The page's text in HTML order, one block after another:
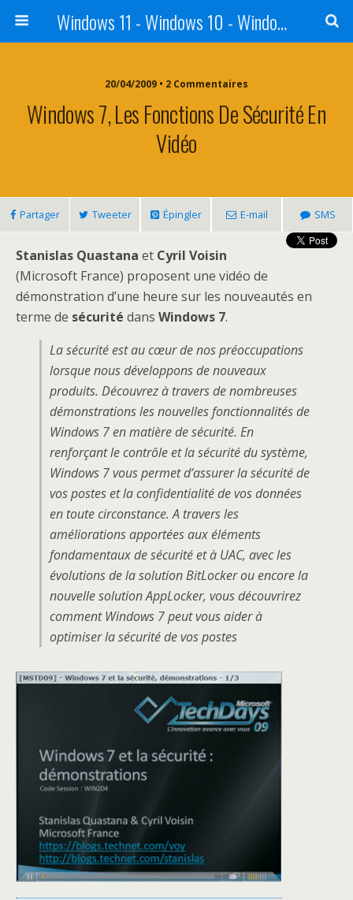
Windows 11 - Windows 10 - Windows 8 - Windows 7 - VISTA
20/04/2009 • 2 Commentaires
Windows 7, Les Fonctions De Sécurité En
Vidéo
Partager Tweeter Épingler E-mail SMS
Stanislas Quastana et Cyril Voisin
(Microsoft France) proposent une vidéo de
démonstration d’une heure sur les nouveautés en
terme de sécurité dans Windows 7.
La sécurité est au cœur de nos préoccupations
lorsque nous développons de nouveaux
produits. Découvrez à travers de nombreuses
démonstrations les nouvelles fonctionnalités de
Windows 7 en matière de sécurité. En
renforçant le contrôle et la sécurité du système,
Windows 7 vous permet d’assurer la sécurité de
vos postes et la confidentialité de vos données
en toute circonstance. A travers les
améliorations apportées aux éléments
fondamentaux de sécurité et à UAC, avec les
évolutions de la solution BitLocker ou encore la
nouvelle solution AppLocker, vous découvrirez
comment Windows 7 peut vous aider à
optimiser la sécurité de vos postes